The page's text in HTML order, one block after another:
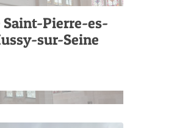
Saint-Pierre-es-
sur-Seine